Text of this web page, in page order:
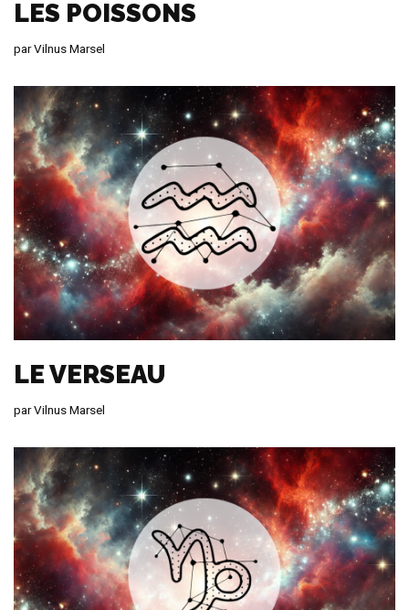
LES POISSONS
parVilnus Marsel
LE VERSEAU
parVilnus Marsel